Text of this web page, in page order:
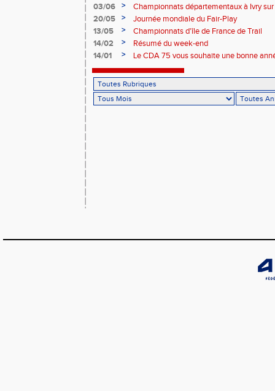
03/06
>
Championnats départementaux à Ivry
20/05
>
Journée mondiale du Fair-Play
13/05
>
Championnats d'île de France de Trail
14/02
>
Résumé du week-end
14/01
> Le CDA 75 vous souhaite une bonne